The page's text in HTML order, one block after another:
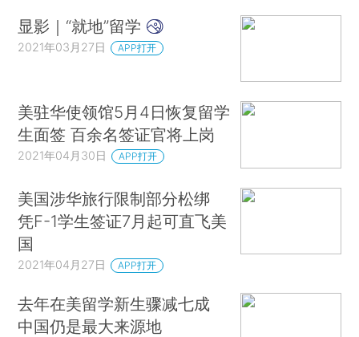
显影｜“就地”留学
2021年03月27日 APP打开
美驻华使领馆5月4日恢复留学
生面签 百余名签证官将上岗
2021年04月30日 APP打开
美国涉华旅行限制部分松绑
凭F-1学生签证7月起可直飞美
国
2021年04月27日 APP打开
去年在美留学新生骤减七成
中国仍是最大来源地